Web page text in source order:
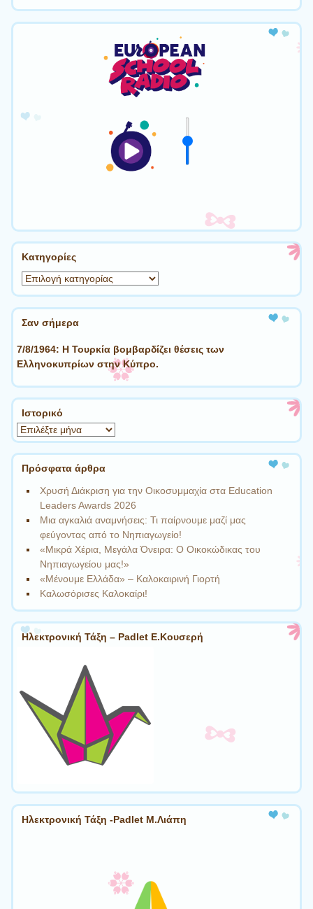
Kατηγορίες
Kατηγορίες
Σαν σήμερα
7/8/1964: Η Τουρκία βομβαρδίζει θέσεις των
Ελληνοκυπρίων στην Κύπρο.
Ιστορικό
Ιστορικό
Πρόσφατα άρθρα
Χρυσή Διάκριση για την Οικοσυμμαχία στα Education
Leaders Awards 2026
Μια αγκαλιά αναμνήσεις: Τι παίρνουμε μαζί μας
φεύγοντας από το Νηπιαγωγείο!
«Μικρά Χέρια, Μεγάλα Όνειρα: Ο Οικοκώδικας του
Νηπιαγωγείου μας!»
«Μένουμε Ελλάδα» – Καλοκαιρινή Γιορτή
Καλωσόρισες Καλοκαίρι!
Ηλεκτρονική Τάξη – Padlet Ε.Κουσερή
Ηλεκτρονική Τάξη -Padlet Μ.Λιάπη